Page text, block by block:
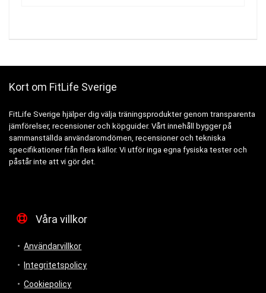
Kort om FitLife Sverige
FitLife Sverige hjälper dig välja träningsprodukter genom transparenta
jämförelser, recensioner och köpguider. Vårt innehåll bygger på
sammanställda användaromdömen, recensioner och tekniska
specifikationer från flera källor. Vi utför inga egna fysiska tester och
påstår inte att vi gör det.
Våra villkor
Användarvillkor
Integritetspolicy
Cookiepolicy